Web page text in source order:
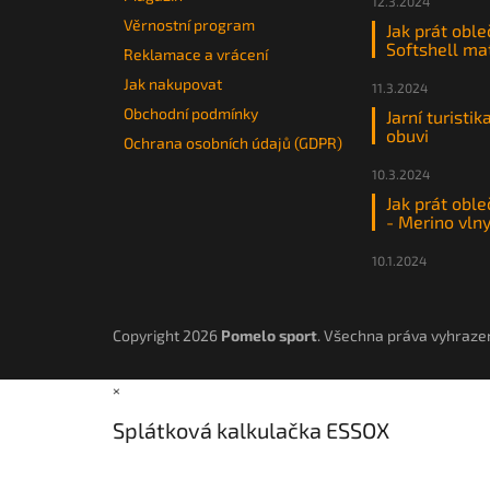
Věrnostní program
Reklamace a vrácení
Jak nakupovat
Obchodní podmínky
Ochrana osobních údajů (GDPR)
Jak prát
Softshell
11.3.2024
Jarní
obuvi
10.3.2024
Jak prát
- Merino vlny
10.1.2024
Copyright 2026 Pomelo sport. Všechna práva
×
Splátková kalkulačka ESSOX